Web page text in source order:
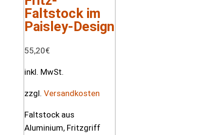
Faltstock im
Paisley-Design
55,20€
inkl. MwSt.
zzgl. Versandkosten
Faltstock aus
Aluminium, Fritzgriff